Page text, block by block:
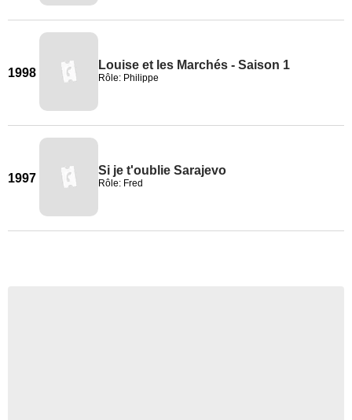
1998
Louise et les Marchés - Saison 1
Rôle: Philippe
1997
Si je t'oublie Sarajevo
Rôle: Fred